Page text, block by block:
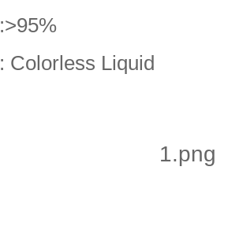
:>95%
: Colorless Liquid